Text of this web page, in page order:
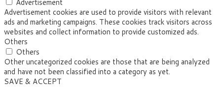
Advertisement
Advertisement cookies are used to provide visitors with relevant
ads and marketing campaigns. These cookies track visitors across
websites and collect information to provide customized ads.
Others
Others
Other uncategorized cookies are those that are being analyzed
and have not been classified into a category as yet.
SAVE & ACCEPT